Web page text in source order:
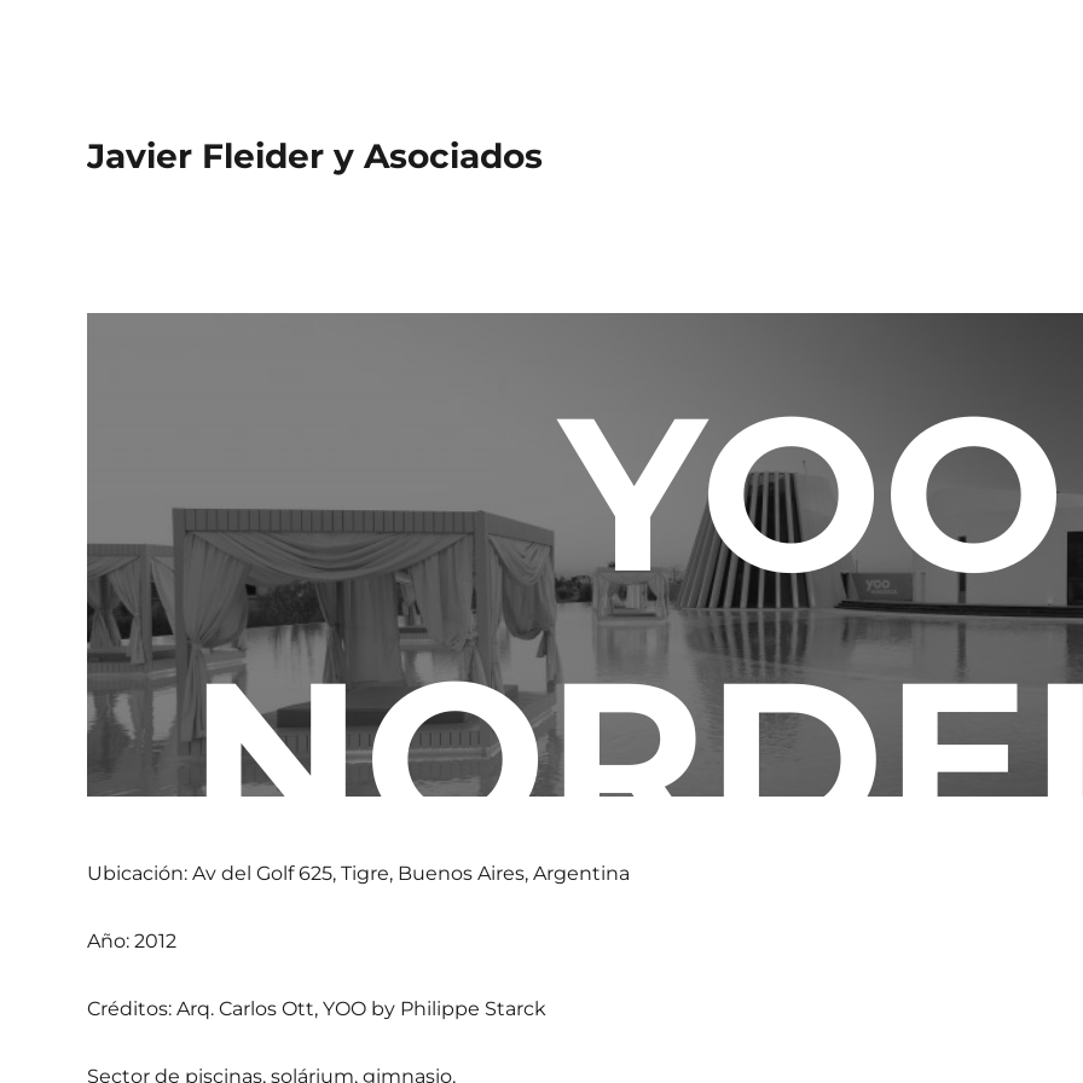
Javier Fleider y Asociados
YOO
Ubicación: Av del Golf 625, Tigre, Buenos Aires, Argentina
Año: 2012
Créditos: Arq. Carlos Ott, YOO by Philippe Starck
Sector de piscinas, solárium, gimnasio,